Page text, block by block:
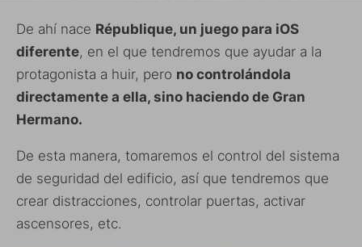
De ahí nace République, un juego para iOS
diferente, en el que tendremos que ayudar a la
protagonista a huir, pero no controlándola
directamente a ella, sino haciendo de Gran
Hermano.
De esta manera, tomaremos el control del sistema
de seguridad del edificio, así que tendremos que
crear distracciones, controlar puertas, activar
ascensores, etc.